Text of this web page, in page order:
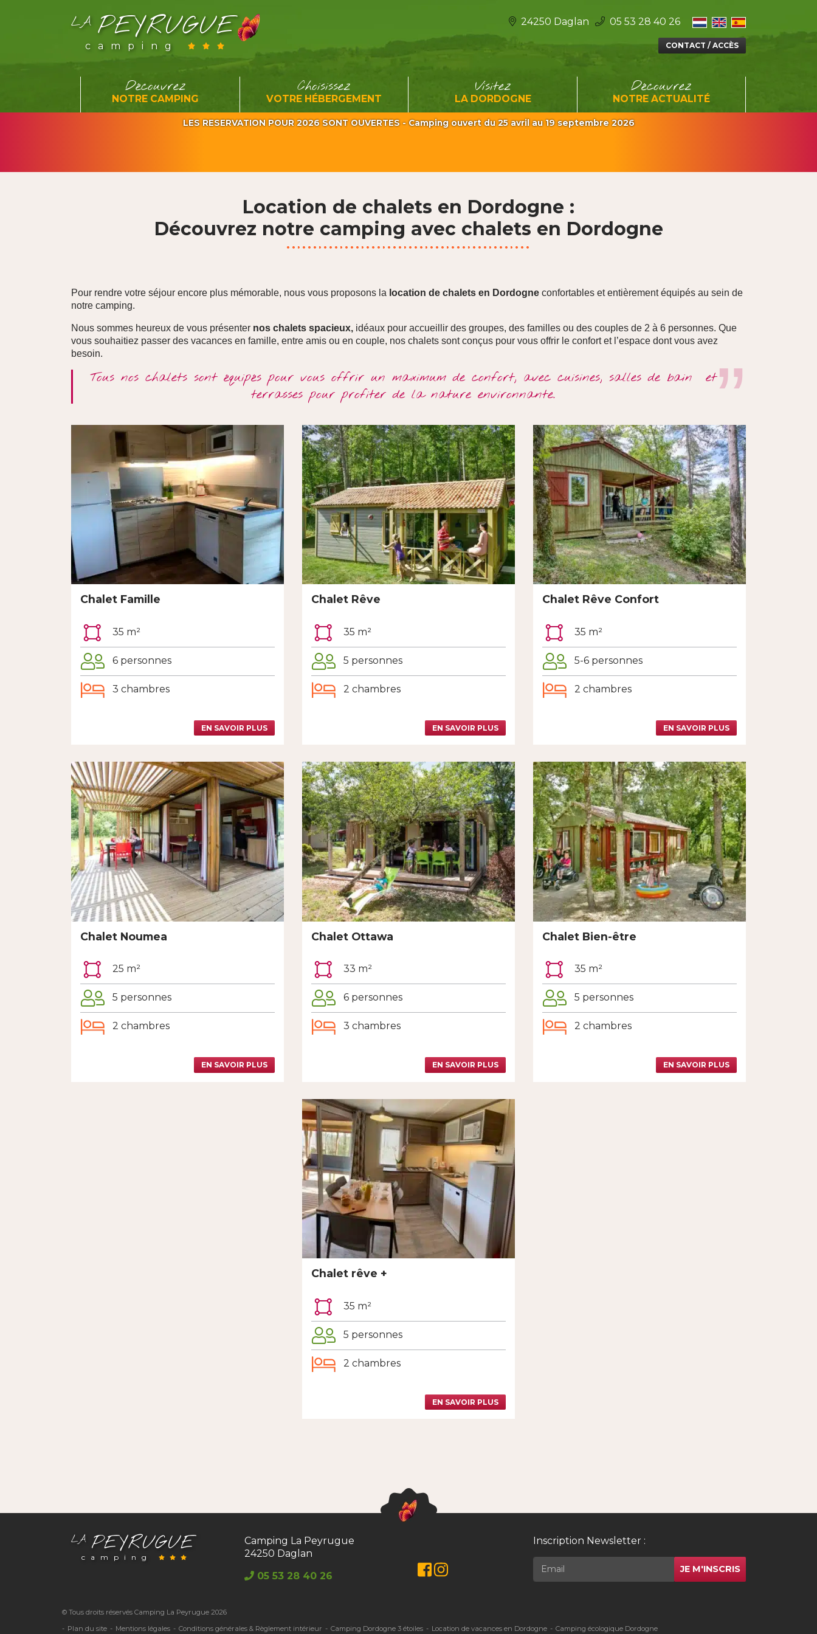
LAPEYRUGUE
camping
24250 Daglan 05 53 28 40 26 Facebook
Instagram
CONTACT / ACCÈS
Découvrez
NOTRE CAMPING
Choisissez
VOTRE HÉBERGEMENT
Visitez
LA DORDOGNE
Découvrez
NOTRE ACTUALITÉ
LES RESERVATION POUR 2026 SONT OUVERTES - Camping ouvert du 25 avril au 19 septembre 2026
Location de chalets en Dordogne :
Découvrez notre camping avec chalets en Dordogne
Pour rendre votre séjour encore plus mémorable, nous vous proposons la location de chalets en Dordogne confortables et entièrement équipés au sein de
notre camping.
Nous sommes heureux de vous présenter nos chalets spacieux, idéaux pour accueillir des groupes, des familles ou des couples de 2 à 6 personnes. Que
vous souhaitiez passer des vacances en famille, entre amis ou en couple, nos chalets sont conçus pour vous offrir le confort et l’espace dont vous avez
besoin.
Tous nos chalets sont équipés pour vous offrir un maximum de confort, avec cuisines, salles de bain et
terrasses pour profiter de lanatureenvironnante.
Chalet Famille
35 m²
6 personnes
3 chambres
EN SAVOIR PLUS
Chalet Rêve
35 m²
5 personnes
2 chambres
EN SAVOIR PLUS
Chalet Rêve Confort
35 m²
5-6 personnes
2 chambres
EN SAVOIR PLUS
Chalet Noumea
25 m²
5 personnes
2 chambres
EN SAVOIR PLUS
Chalet Ottawa
33 m²
6 personnes
3 chambres
EN SAVOIR PLUS
Chalet Bien-être
35 m²
5 personnes
2 chambres
EN SAVOIR PLUS
Chalet rêve +
35 m²
5 personnes
2 chambres
EN SAVOIR PLUS
LAPEYRUGUE
camping
Camping La Peyrugue
24250 Daglan
05 53 28 40 26
Facebook
Instagram
Inscription Newsletter :
JE M'INSCRIS
© Tous droits réservés Camping La Peyrugue 2026
Plan du site
Mentions légales Conditions générales & Règlement intérieur Camping Dordogne 3 étoiles Location de vacances en Dordogne
Camping écologique Dordogne